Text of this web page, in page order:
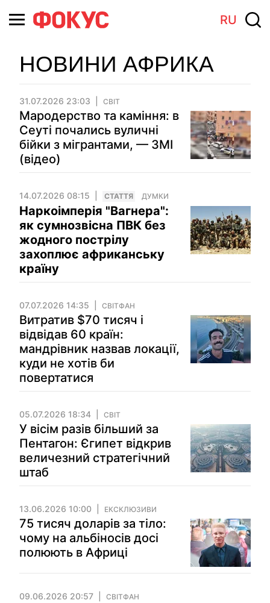
RU
НОВИНИ АФРИКА
31.07.2026 23:03 СВІТ
Мародерство та каміння: в
Сеуті почались вуличні
бійки з мігрантами, — ЗМІ
(відео)
14.07.2026 08:15 СТАТТЯ ДУМКИ
Наркоімперія "Вагнера":
як сумнозвісна ПВК без
жодного пострілу
захоплює африканську
країну
07.07.2026 14:35 СВІТФАН
Витратив $70 тисяч і
відвідав 60 країн:
мандрівник назвав локації,
куди не хотів би
повертатися
05.07.2026 18:34 СВІТ
У вісім разів більший за
Пентагон: Єгипет відкрив
величезний стратегічний
штаб
13.06.2026 10:00 ЕКСКЛЮЗИВИ
75 тисяч доларів за тіло:
чому на альбіносів досі
полюють в Африці
09.06.2026 20:57 СВІТФАН